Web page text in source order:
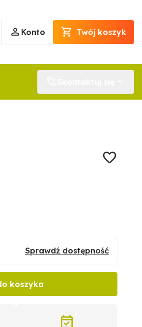
Konto Twój koszyk
Sprawdź dostępność
koszyka